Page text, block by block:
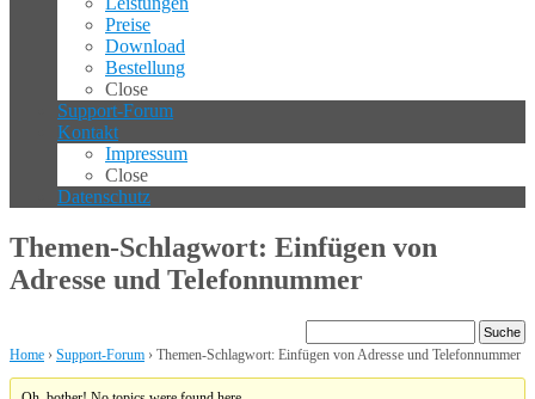
Preise
Download
Bestellung
Close
Support-Forum
Kontakt
Impressum
Close
Datenschutz
Themen-Schlagwort: Einfügen von
Adresse und Telefonnummer
Home › Support-Forum › Themen-Schlagwort: Einfügen von Adresse und Telefonnummer